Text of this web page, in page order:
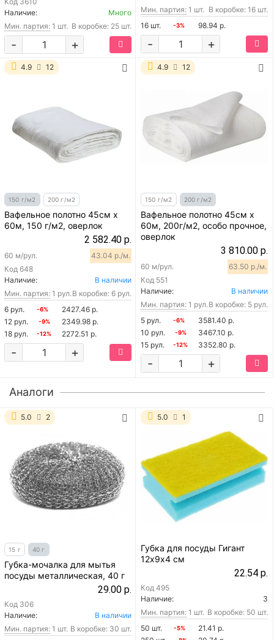
Наличие:
Много
Мин. партия: 1 шт. В коробке: 25 шт.
+
-
Мин. партия: 1 шт. В коробке: 16 шт.
16 шт.
-3% 98.94 р.
+
-
4.9 12
150 г/м2 200 г/м2
Вафельное полотно 45см х
60м, 150 г/м2, оверлок
2 582.40 р.
Код 648
60 м/рул. 43.04 р./м.
Наличие:
В наличии
Мин. партия: 1 рул. В коробке: 6 рул.
6 рул.
-6%
2427.46 р.
12 рул.
-9%
2349.98 р.
18 рул.
-12% 2272.51 р.
+
-
4.9 12
150 г/м2 200 г/м2
Вафельное полотно 45см х
60м, 200г/м2, особо прочное,
оверлок
3 810.00 р.
Код 551
60 м/рул. 63.50 р./м.
Наличие:
В наличии
Мин. партия: 1 рул. В коробке: 5 рул.
5 рул.
-6%
3581.40 р.
10 рул.
-9%
3467.10 р.
15 рул.
-12% 3352.80 р.
+
-
Аналоги
5.0 2
15 г 40 г
Губка-мочалка для мытья
посуды металлическая, 40 г
29.00 р.
Код 306
Наличие:
В наличии
Мин. партия: 1 шт. В коробке: 30 шт.
5.0 1
Губка для посуды Гигант
12х9х4 см
22.54 р.
Код 495
Наличие:
3
Мин. партия: 1 шт. В коробке: 50 шт.
50 шт.
-5%
21.41 р.